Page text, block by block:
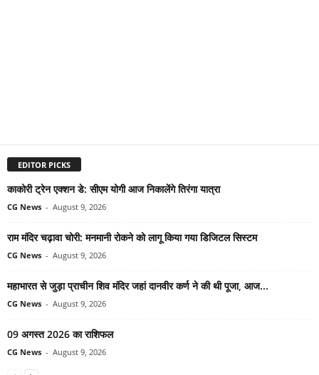
EDITOR PICKS
काकोरी ट्रेन एक्शन डे: सीएम योगी आज निकालेंगे तिरंगा यात्रा
CG News - August 9, 2026
राम मंदिर चढ़ावा चोरी: मनमानी रोकने को लागू किया गया डिजिटल सिस्टम
CG News - August 9, 2026
महाभारत से जुड़ा प्राचीन शिव मंदिर जहां दानवीर कर्ण ने की थी पूजा, आज...
CG News - August 9, 2026
09 अगस्त 2026 का राशिफल
CG News - August 9, 2026